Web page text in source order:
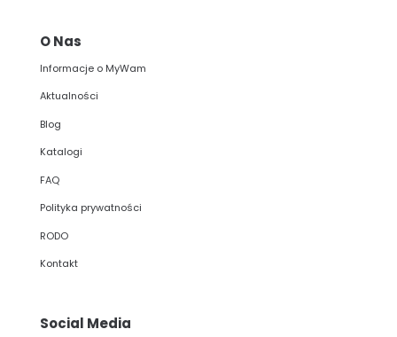
O Nas
Informacje o MyWam
Aktualności
Blog
Katalogi
FAQ
Polityka prywatności
RODO
Kontakt
Social Media